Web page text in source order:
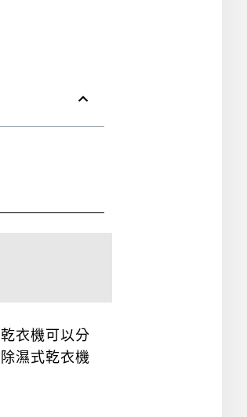
衣機可以分
濕式乾衣機